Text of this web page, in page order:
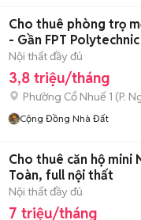
Cho thuê phòng trọ
- Gần FPT Polytechnic
Nội thất đầy đủ
3,8 triệu/tháng
Phường Cổ Nhuế 1 (P.
Cộng Đồng Nhà Đất
Cho thuê căn hộ mini
Toàn, full nội thất
Nội thất đầy đủ
7 triệu/tháng